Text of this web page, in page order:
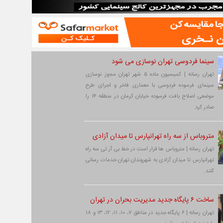
سینما فردوسی تهران نوسازی می شود
تهران رسانه | کمیسیون ماده ۵ شهر تهران مجوز نوسازی
سینمای فرسوده فردوسی با معماری فاخر و اجرای طرح
موضعی اصلاح بافت فرسوده خیابان کرمان در منطقه ۱۴ را
صادر کرد.
متروباس از سه راه تهرانپارس تا میدان آزادی
تهران رسانه | متروباس ها قرار است در خط بی آر تی سه راه
تهرانپارس تا میدان آزادی به شهروندان تهران خدمات رسانی
کنند.
ساخت ۶ پایگاه جدید مدیریت بحران در تهران
تهران رسانه | ۶ پایگاه جدید در مناطق ۷، ۱۰، ۱۱، ۱۲، ۱۳ و ۱۸